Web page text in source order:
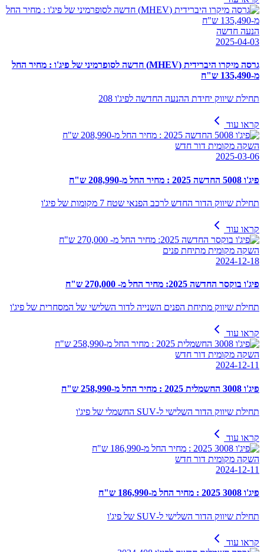
הנעה חדשה
2025-04-03
גרסה מיקרו היברידית (MHEV) חדשה לסופרמיני של פיג'ו : מחיר החל
מ-135,490 ש"ח
תחילת שיווק יחידת ההנעה החדשה לפיג'ו 208
קראו עוד
השקה מקומית דור חדש
2025-03-06
פיג'ו 5008 החדשה 2025 : מחיר החל מ-208,990 ש"ח
תחילת שיווק הדור החדש לרכב הפנאי שטח 7 מקומות של פיג'ו
קראו עוד
השקה מקומית מתיחת פנים
2024-12-18
פיג'ו בוקסר החדשה 2025: מחיר החל מ- 270,000 ש"ח
תחילת שיווק מתיחת הפנים השנייה לדור השלישי של המסחרית של פיג'ו
קראו עוד
השקה מקומית דור חדש
2024-12-11
פיג'ו 3008 החשמלית 2025 : מחיר החל מ-258,990 ש"ח
תחילת שיווק הדור השלישי ל-SUV החשמלי של פיג'ו
קראו עוד
השקה מקומית דור חדש
2024-12-11
פיג'ו 3008 2025 : מחיר החל מ-186,990 ש"ח
תחילת שיווק הדור השלישי ל-SUV של פיג'ו
קראו עוד